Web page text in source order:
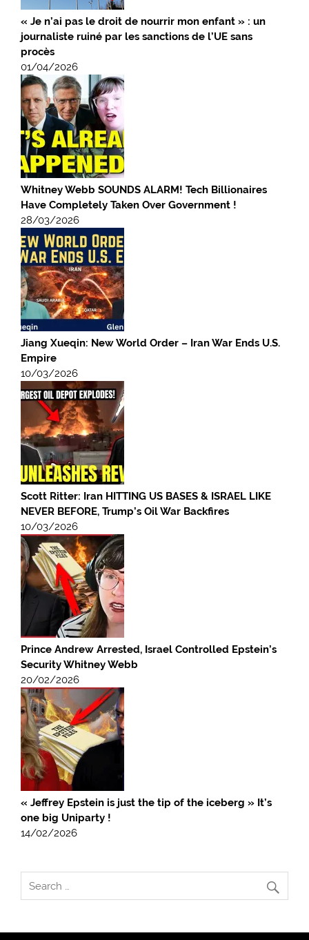
« Je n’ai pas le droit de nourrir mon enfant » : un
journaliste ruiné par les sanctions de l’UE sans
procès
01/04/2026
Whitney Webb SOUNDS ALARM! Tech Billionaires
Have Completely Taken Over Government !
28/03/2026
Jiang Xueqin: New World Order – Iran War Ends U.S.
Empire
10/03/2026
Scott Ritter: Iran HITTING US BASES & ISRAEL LIKE
NEVER BEFORE, Trump’s Oil War Backfires
10/03/2026
Prince Andrew Arrested, Israel Controlled Epstein’s
Security Whitney Webb
20/02/2026
« Jeffrey Epstein is just the tip of the iceberg » It’s
one big Uniparty !
14/02/2026